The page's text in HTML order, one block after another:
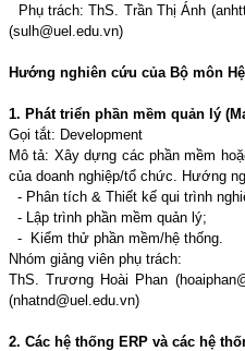
Phụ trách: ThS. Trần Thị Ánh
(sulh@uel.edu.vn)
Hướng nghiên cứu của Bộ môn
1. Phát triển phần mềm quản lý
Gọi tắt: Development
Mô tả: Xây dựng các phần mềm
của doanh nghiệp/tổ chức. Hướng
- Phân tích & Thiết kế qui trình
- Lập trình phần mềm quản lý;
- Kiểm thử phần mềm/hệ thống.
Nhóm giảng viên phụ trách:
ThS. Trương Hoài Phan
(nhatnd@uel.edu.vn)
2. Các hệ thống ERP và các hệ